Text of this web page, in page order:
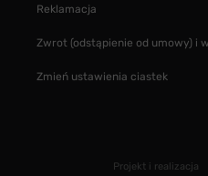
Reklamacja
Zwrot (odstąpienie od umowy) i
Zmień ustawienia ciastek
Projekt i realizacja